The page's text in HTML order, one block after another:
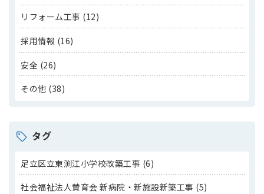
リフォーム工事 (12)
採用情報 (16)
安全 (26)
その他 (38)
タグ
足立区立東渕江小学校改築工事 (6)
社会福祉法人賛育会 新病院・新施設新築工事 (5)